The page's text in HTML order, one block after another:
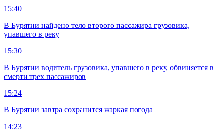
15:40
В Бурятии найдено тело второго пассажира грузовика,
упавшего в реку
15:30
В Бурятии водитель грузовика, упавшего в реку, обвиняется в
смерти трех пассажиров
15:24
В Бурятии завтра сохранится жаркая погода
14:23